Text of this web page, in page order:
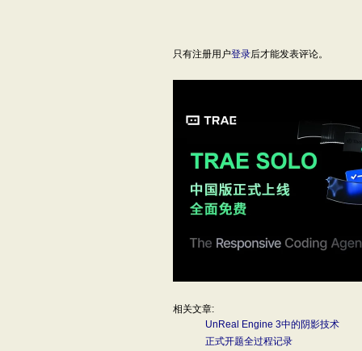
只有注册用户登录后才能发表评论。
相关文章:
UnReal Engine 3中的阴影技术
正式开题全过程记录